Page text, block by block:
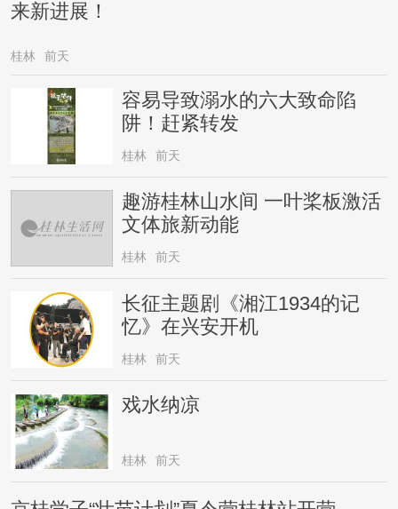
来新进展！
桂林 前天
容易导致溺水的六大致命陷
阱！赶紧转发
桂林 前天
趣游桂林山水间 一叶桨板激活
文体旅新动能
桂林 前天
长征主题剧《湘江1934的记
忆》在兴安开机
桂林 前天
戏水纳凉
桂林 前天